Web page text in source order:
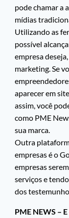
pode chamar a
mídias
Utilizando as
possível
empresa
marketing. Se
aparecer em
assim, você
como PME
sua marca.
Outra
empresas é o
empresas
serviços e
dos
PME NEWS –